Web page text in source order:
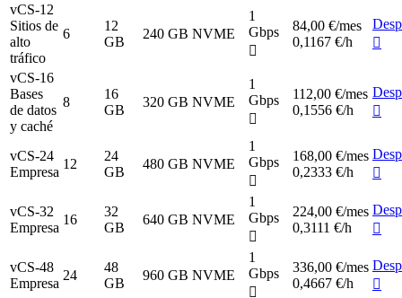
vCS-12
Sitios de
alto
tráfico
6
12
GB
240 GB NVME
1
Gbps
84,00 €/mes
0,1167 €/h
vCS-16
Bases
de datos
y caché
8
16
GB
320 GB NVME
1
Gbps
112,00 €/mes
0,1556 €/h
vCS-24
Empresa
12
24
GB
480 GB NVME
1
Gbps
168,00 €/mes
0,2333 €/h
vCS-32
Empresa
16
32
GB
640 GB NVME
1
Gbps
224,00 €/mes
0,3111 €/h
vCS-48
Empresa
24
48
GB
960 GB NVME
1
Gbps
336,00 €/mes
0,4667 €/h